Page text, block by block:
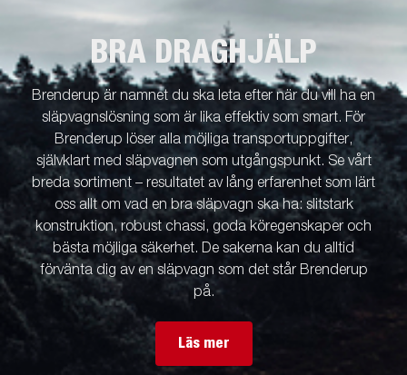
BRA DRAGHJÄLP
Brenderup är namnet du ska leta efter när du vill ha en
släpvagnslösning som är lika effektiv som smart. För
Brenderup löser alla möjliga transportuppgifter,
självklart med släpvagnen som utgångspunkt. Se vårt
breda sortiment – resultatet av lång erfarenhet som lärt
oss allt om vad en bra släpvagn ska ha: slitstark
konstruktion, robust chassi, goda köregenskaper och
bästa möjliga säkerhet. De sakerna kan du alltid
förvänta dig av en släpvagn som det står Brenderup
på.
Läs mer